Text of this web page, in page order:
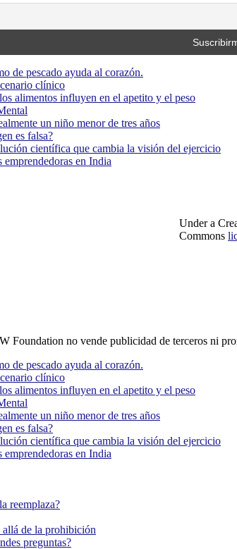
de pescado ayuda al corazón.
clínico
alimentos influyen en el apetito y el peso
un niño menor de tres años
es falsa?
científica que cambia la visión del ejercicio
en India
Under a
Commons
Foundation no vende publicidad de terceros ni
de pescado ayuda al corazón.
clínico
alimentos influyen en el apetito y el peso
un niño menor de tres años
es falsa?
científica que cambia la visión del ejercicio
en India
reemplaza?
allá de la prohibición
preguntas?